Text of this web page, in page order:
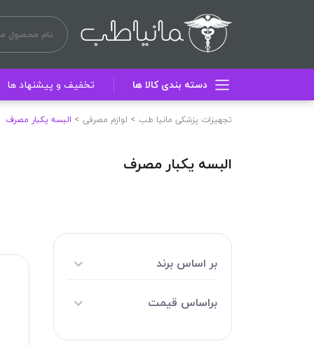
دسته بندی کالا ها تخفیف و پیشنهاد ها
تجهیزات پزشکی مانیا طب لوازم مصرفی البسه یکبار مصرف
البسه یکبار مصرف
بر اساس برند
براساس قیمت